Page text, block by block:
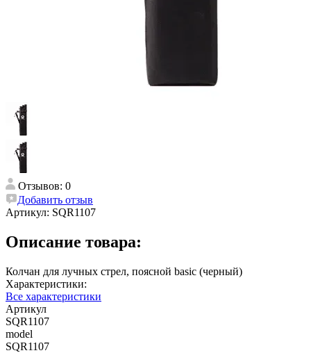
Отзывов: 0
Добавить отзыв
Артикул: SQR1107
Описание товара:
Колчан для лучных стрел, поясной basic (черный)
Характеристики:
Все характеристики
Артикул
SQR1107
model
SQR1107